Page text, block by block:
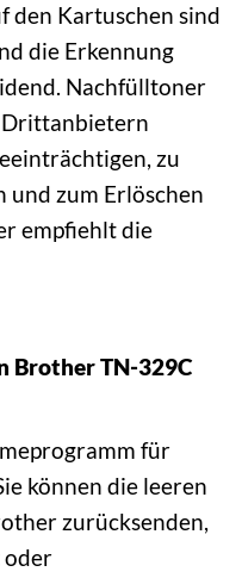
den Kartuschen sind
die Erkennung
Nachfülltoner
Drittanbietern
zu
und zum Erlöschen
empfiehlt die
Brother TN-329C
für
können die leeren
zurücksenden,
oder